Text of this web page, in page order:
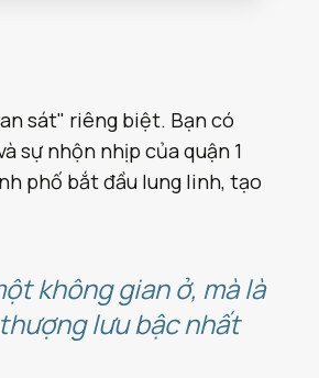
sát" riêng biệt. Bạn có
sự nhộn nhịp của quận 1
phố bắt đầu lung linh, tạo
không gian ở, mà là
lưu bậc nhất